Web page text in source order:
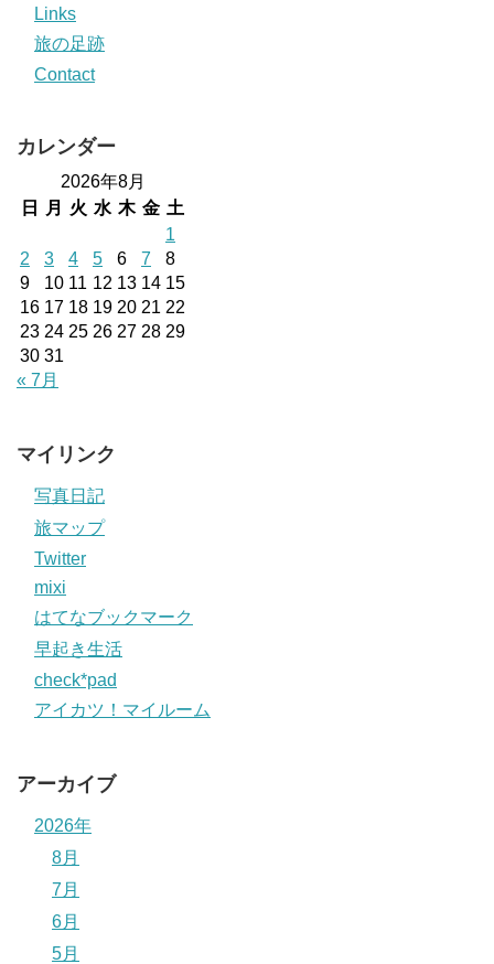
Links
旅の足跡
Contact
カレンダー
2026年8月
日
月 火 水 木 金 土
1
2
3 4 5 6 7
8
9
10 11 12 13 14 15
16 17 18 19 20 21 22
23 24 25 26 27 28 29
30 31
« 7月
マイリンク
写真日記
旅マップ
Twitter
mixi
はてなブックマーク
早起き生活
check*pad
アイカツ！マイルーム
アーカイブ
2026年
8月
7月
6月
5月